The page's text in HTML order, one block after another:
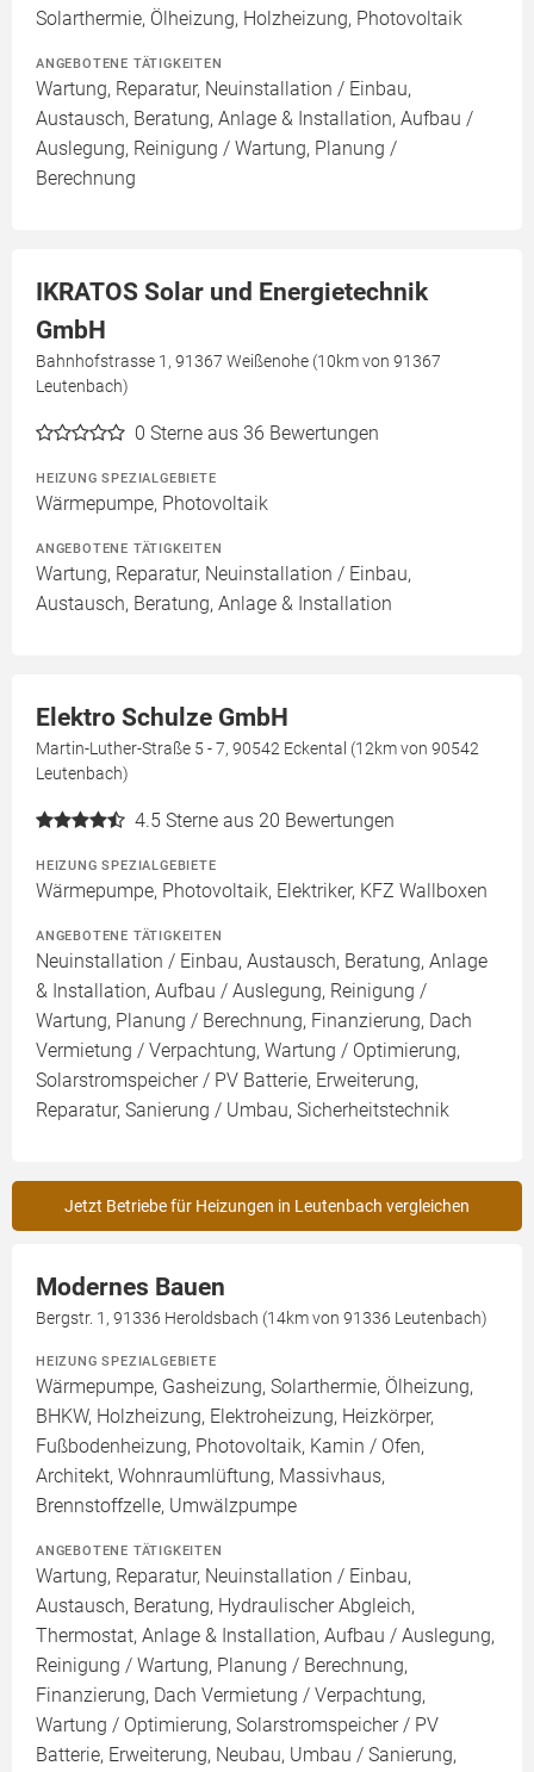
Solarthermie, Ölheizung, Holzheizung, Photovoltaik
ANGEBOTENE TÄTIGKEITEN
Wartung, Reparatur, Neuinstallation / Einbau,
Austausch, Beratung, Anlage & Installation, Aufbau /
Auslegung, Reinigung / Wartung, Planung /
Berechnung
IKRATOS Solar und Energietechnik
GmbH
Bahnhofstrasse 1, 91367 Weißenohe (10km von 91367
Leutenbach)
0 Sterne aus 36 Bewertungen
HEIZUNG SPEZIALGEBIETE
Wärmepumpe, Photovoltaik
ANGEBOTENE TÄTIGKEITEN
Wartung, Reparatur, Neuinstallation / Einbau,
Austausch, Beratung, Anlage & Installation
Elektro Schulze GmbH
Martin-Luther-Straße 5 - 7, 90542 Eckental (12km von 90542
Leutenbach)
4.5 Sterne aus 20 Bewertungen
HEIZUNG SPEZIALGEBIETE
Wärmepumpe, Photovoltaik, Elektriker, KFZ Wallboxen
ANGEBOTENE TÄTIGKEITEN
Neuinstallation / Einbau, Austausch, Beratung, Anlage
& Installation, Aufbau / Auslegung, Reinigung /
Wartung, Planung / Berechnung, Finanzierung, Dach
Vermietung / Verpachtung, Wartung / Optimierung,
Solarstromspeicher / PV Batterie, Erweiterung,
Reparatur, Sanierung / Umbau, Sicherheitstechnik
Jetzt Betriebe für Heizungen in Leutenbach vergleichen
Modernes Bauen
Bergstr. 1, 91336 Heroldsbach (14km von 91336 Leutenbach)
HEIZUNG SPEZIALGEBIETE
Wärmepumpe, Gasheizung, Solarthermie, Ölheizung,
BHKW, Holzheizung, Elektroheizung, Heizkörper,
Fußbodenheizung, Photovoltaik, Kamin / Ofen,
Architekt, Wohnraumlüftung, Massivhaus,
Brennstoffzelle, Umwälzpumpe
ANGEBOTENE TÄTIGKEITEN
Wartung, Reparatur, Neuinstallation / Einbau,
Austausch, Beratung, Hydraulischer Abgleich,
Thermostat, Anlage & Installation, Aufbau / Auslegung,
Reinigung / Wartung, Planung / Berechnung,
Finanzierung, Dach Vermietung / Verpachtung,
Wartung / Optimierung, Solarstromspeicher / PV
Batterie, Erweiterung, Neubau, Umbau / Sanierung,